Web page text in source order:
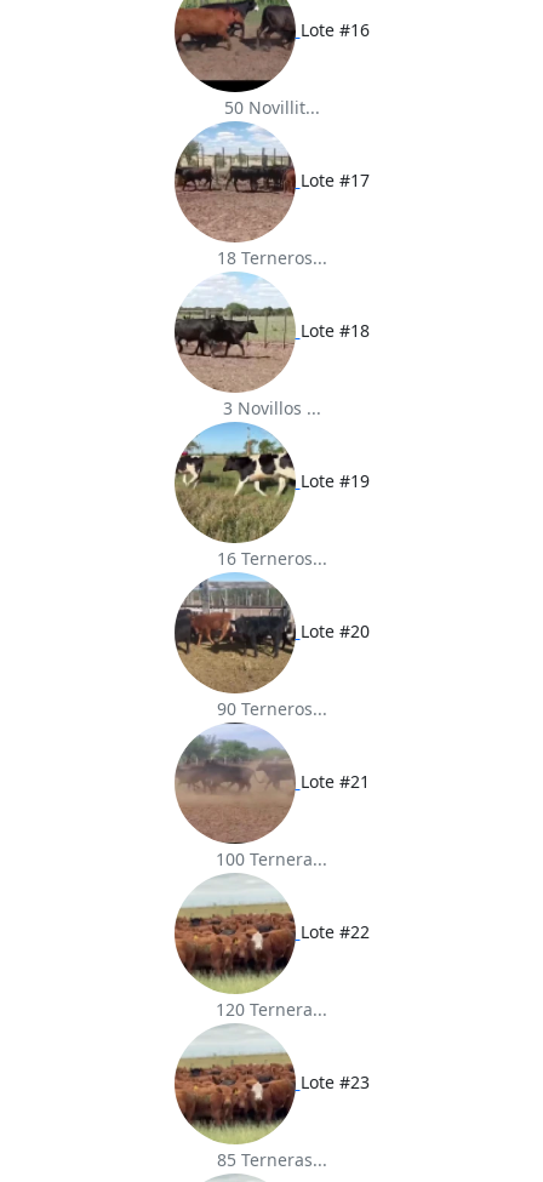
Lote #16
50 Novillit...
Lote #17
18 Terneros...
Lote #18
3 Novillos ...
Lote #19
16 Terneros...
Lote #20
90 Terneros...
Lote #21
100 Ternera...
Lote #22
120 Ternera...
Lote #23
85 Terneras...